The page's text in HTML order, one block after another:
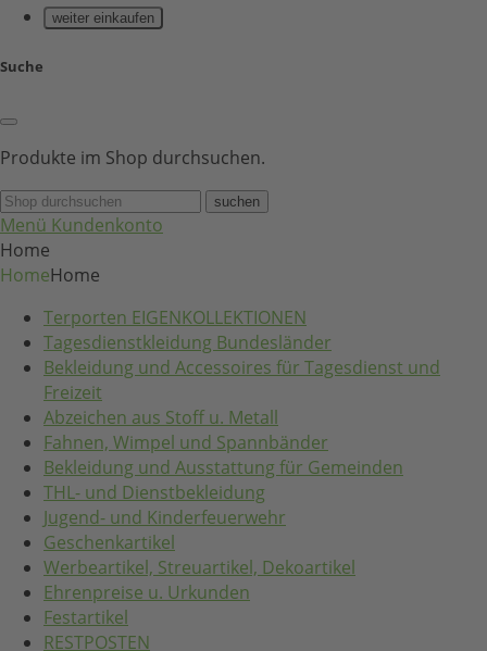
weiter einkaufen
Suche
Produkte im Shop durchsuchen.
suchen
Menü Kundenkonto
Home
HomeHome
Terporten EIGENKOLLEKTIONEN
Tagesdienstkleidung Bundesländer
Bekleidung und Accessoires für Tagesdienst und
Freizeit
Abzeichen aus Stoff u. Metall
Fahnen, Wimpel und Spannbänder
Bekleidung und Ausstattung für Gemeinden
THL- und Dienstbekleidung
Jugend- und Kinderfeuerwehr
Geschenkartikel
Werbeartikel, Streuartikel, Dekoartikel
Ehrenpreise u. Urkunden
Festartikel
RESTPOSTEN